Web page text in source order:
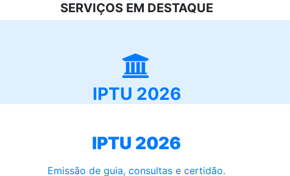
SERVIÇOS EM DESTAQUE
IPTU 2026
IPTU 2026
Emissão de guia, consultas e certidão.